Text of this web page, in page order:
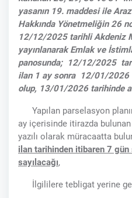
yasanın 19. maddesi ile
Hakkında Yönetmeliğin 26
12/12/2025 tarihli Akdeniz
yayınlanarak Emlak ve
panosunda; 12/12/2025
ilan 1 ay sonra 12/01/2026
olup, 13/01/2026 tarihinde
Yapılan parselasyon
ay içerisinde itirazda bulunan
yazılı olarak müracaatta
ilan tarihinden itibaren 7
sayılacağı,
İlgililere tebligat yerine